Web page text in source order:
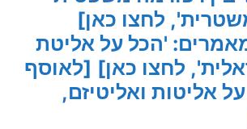
לחצו כאן]
'הכל על אליטת
לחצו כאן] [לאוסף
אליטות ואליטיזם,